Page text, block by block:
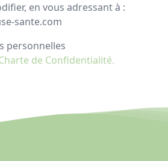
en vous adressant à :
sante.com
personnelles
de Confidentialité.